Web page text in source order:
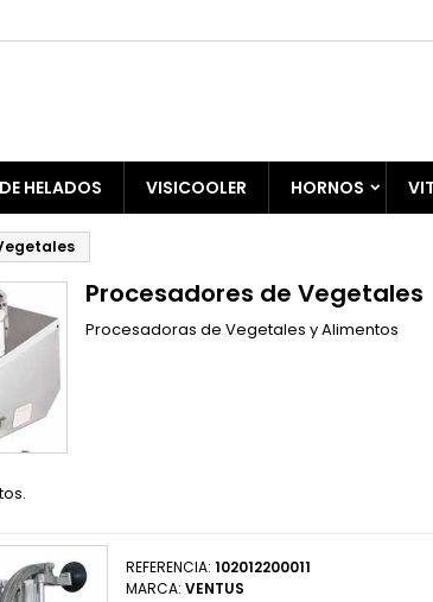
HELADOS VISICOOLER HORNOS
Procesadores de Vegetales
Procesadoras de Vegetales y Alimentos
REFERENCIA:102012200011
MARCA:VENTUS